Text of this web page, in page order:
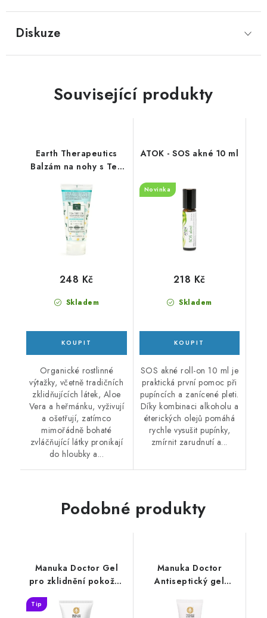
Diskuze
Související produkty
Earth Therapeutics
Balzám na nohy s Tea
Skladem
248 Kč
Organické rostlinné
výtažky, včetně tradičních
zklidňujících látek, Aloe
Vera a heřmánku, vyživují
a ošetřují, zatímco
mimořádně bohaté
zvláčňující látky pronikají
do hloubky a...
ATOK - SOS akné 10 ml
Novinka
Skladem
218 Kč
SOS akné roll-on 10 ml je
praktická první pomoc při
pupíncích a zanícené pleti.
Díky kombinaci alkoholu a
éterických olejů pomáhá
rychle vysušit pupínky,
zmírnit zarudnutí a...
Podobné produkty
Manuka Doctor Gel
pro zklidnění pokožky
Tip
Manuka Doctor
Antiseptický gel
ml